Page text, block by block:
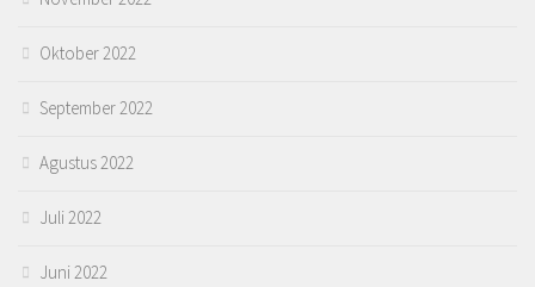
Oktober 2022
September 2022
Agustus 2022
Juli 2022
Juni 2022